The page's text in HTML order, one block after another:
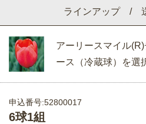
ラインアップ /
アーリースマイル
ース（冷蔵球）を選
申込番号:52800017
6球1組